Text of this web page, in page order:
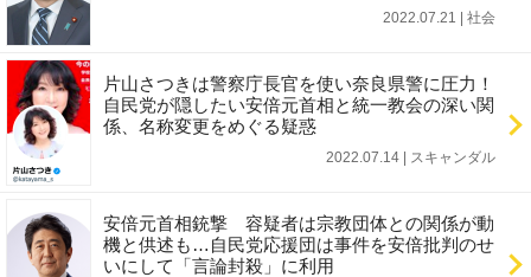
2022.07.21 | 社会
片山さつきは警察庁長官を使い奈良県警に圧力！
自民党が隠したい安倍元首相と統一教会の深い関
係、名称変更をめぐる疑惑
2022.07.14 | スキャンダル
安倍元首相銃撃 容疑者は宗教団体との関係が動
機と供述も…自民党応援団は事件を安倍批判のせ
いにして「言論封殺」に利用